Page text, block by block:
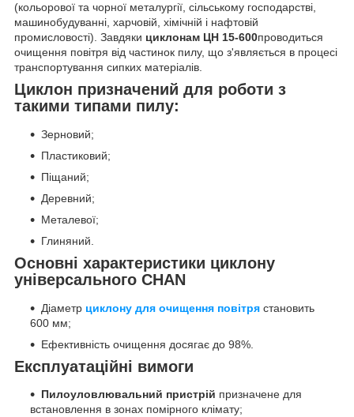
(кольорової та чорної металургії, сільському господарстві,
машинобудуванні, харчовій, хімічній і нафтовій
промисловості). Завдяки циклонам ЦН 15-600проводиться
очищення повітря від частинок пилу, що з'являється в процесі
транспортування сипких матеріалів.
Циклон призначений для роботи з
такими типами пилу:
Зерновий;
Пластиковий;
Піщаний;
Деревний;
Металевої;
Глиняний.
Основні характеристики циклону
універсального CHAN
Діаметр циклону для очищення повітря становить
600 мм;
Ефективність очищення досягає до 98%.
Експлуатаційні вимоги
Пилоуловлювальний пристрій призначене для
встановлення в зонах помірного клімату;